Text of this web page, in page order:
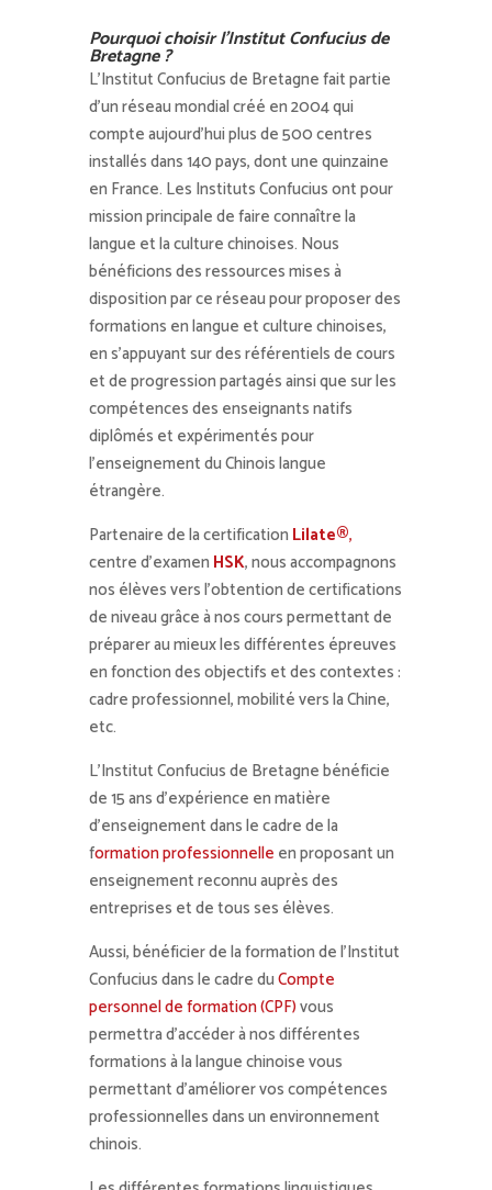
Pourquoi choisir l’Institut Confucius de
Bretagne ?
L’Institut Confucius de Bretagne fait partie
d’un réseau mondial créé en 2004 qui
compte aujourd’hui plus de 500 centres
installés dans 140 pays, dont une quinzaine
en France. Les Instituts Confucius ont pour
mission principale de faire connaître la
langue et la culture chinoises. Nous
bénéficions des ressources mises à
disposition par ce réseau pour proposer des
formations en langue et culture chinoises,
en s’appuyant sur des référentiels de cours
et de progression partagés ainsi que sur les
compétences des enseignants natifs
diplômés et expérimentés pour
l’enseignement du Chinois langue
étrangère.
Partenaire de la certification Lilate®,
centre d’examen HSK, nous accompagnons
nos élèves vers l’obtention de certifications
de niveau grâce à nos cours permettant de
préparer au mieux les différentes épreuves
en fonction des objectifs et des contextes :
cadre professionnel, mobilité vers la Chine,
etc.
L’Institut Confucius de Bretagne bénéficie
de 15 ans d’expérience en matière
d’enseignement dans le cadre de la
formation professionnelle en proposant un
enseignement reconnu auprès des
entreprises et de tous ses élèves.
Aussi, bénéficier de la formation de l’Institut
Confucius dans le cadre duCompte
personnel de formation (CPF)vous
permettra d’accéder à nos différentes
formations à la langue chinoise vous
permettant d’améliorer vos compétences
professionnelles dans un environnement
chinois.